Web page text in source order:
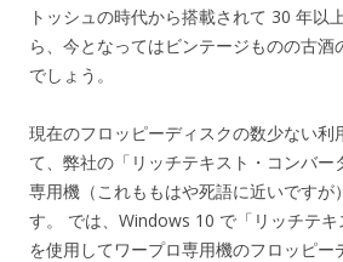
トッシュの時代から搭載されて 30 年以
ら、今となってはビンテージものの古酒
でしょう。
現在のフロッピーディスクの数少ない利
て、弊社の「リッチテキスト・コンバー
専用機（これももはや死語に近いですが
す。 では、Windows 10 で「リッチテキ
を使用してワープロ専用機のフロッピー